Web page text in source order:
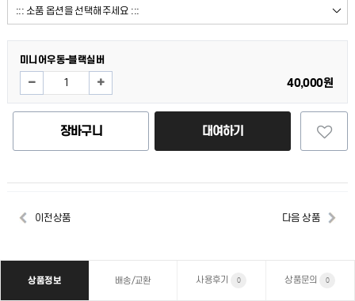
미니어우동-블랙실버
40,000원
장바구니 대여하기
이전상품 다음 상품
상품정보 배송/교환 사용후기 0 상품문의 0